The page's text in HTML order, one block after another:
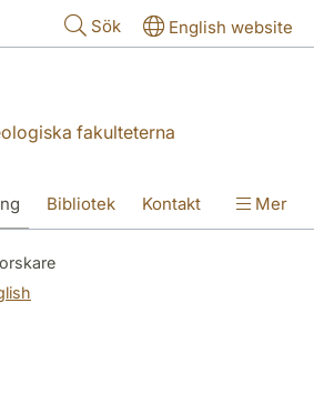
Sök English website
fakulteterna
Bibliotek Kontakt Mer